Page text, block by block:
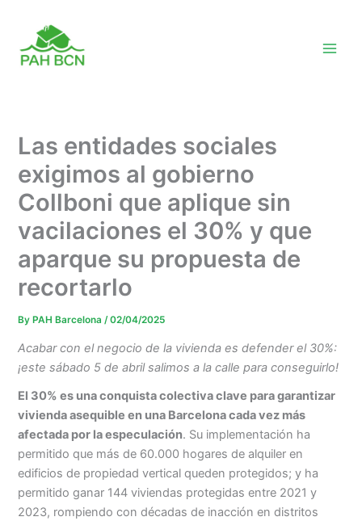
content
Las entidades sociales
exigimos al gobierno
Collboni que aplique sin
vacilaciones el 30% y que
aparque su propuesta de
recortarlo
By PAH Barcelona/02/04/2025
Acabar con el negocio de la vivienda es defender el 30%:
¡este sábado 5 de abril salimos a la calle para conseguirlo!
El 30% es una conquista colectiva clave para garantizar
vivienda asequible en una Barcelona cada vez más
afectada por la especulación. Su implementación ha
permitido que más de 60.000 hogares de alquiler en
edificios de propiedad vertical queden protegidos; y ha
permitido ganar 144 viviendas protegidas entre 2021 y
2023, rompiendo con décadas de inacción en distritos